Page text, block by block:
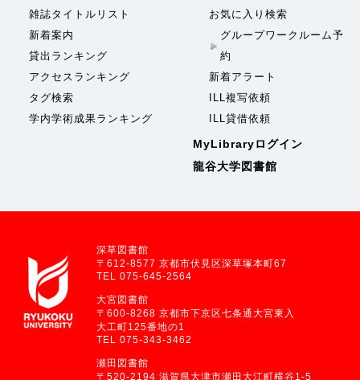
雑誌タイトルリスト
新着案内
貸出ランキング
アクセスランキング
タグ検索
学内学術成果ランキング
お気に入り検索
グループワークルーム予
約
新着アラート
ILL複写依頼
ILL貸借依頼
MyLibraryログイン
龍谷大学図書館
深草図書館
〒612-8577 京都市伏見区深草塚本町67
TEL 075-645-2564
大宮図書館
〒600-8268 京都市下京区七条通大宮東入
大工町125番地の1
TEL 075-343-3462
瀬田図書館
〒520-2194 滋賀県大津市瀬田大江町横谷1-5